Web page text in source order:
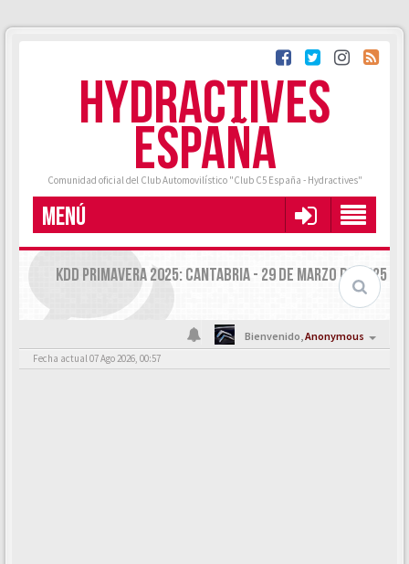
HYDRACTIVES
ESPAÑA
Comunidad oficial del Club Automovilístico "Club C5 España - Hydractives"
MENÚ
KDD PRIMAVERA 2025: CANTABRIA - 29 DE MARZO DE 2025
Bienvenido,Anonymous
Fecha actual 07 Ago 2026, 00:57